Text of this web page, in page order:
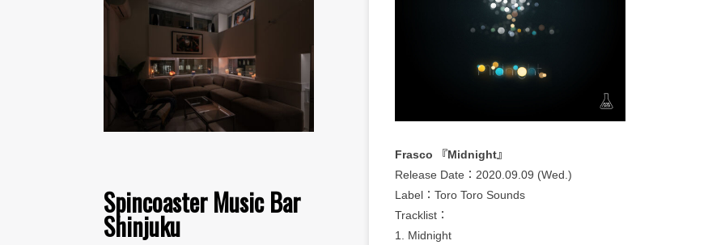
Spincoaster Music Bar
Shinjuku
Frasco 『Midnight』
Release Date：2020.09.09 (Wed.)
Label：Toro Toro Sounds
Tracklist：
1. Midnight